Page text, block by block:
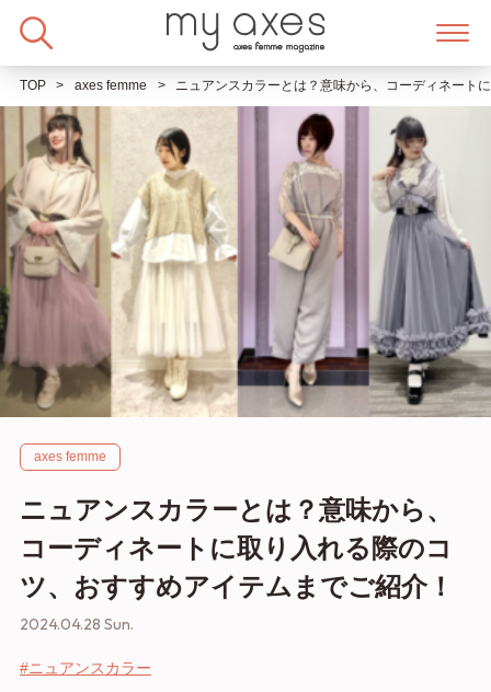
TOP axes femme ニュアンスカラーとは？意味から、コーディネート
axes femme
ニュアンスカラーとは？意味から、
コーディネートに取り入れる際のコ
ツ、おすすめアイテムまでご紹介！
2024.04.28 Sun.
#ニュアンスカラー